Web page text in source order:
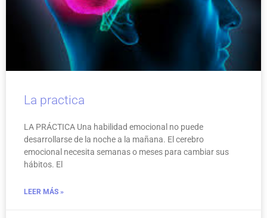
La practica
LA PRÁCTICA Una habilidad emocional no puede
desarrollarse de la noche a la mañana. El cerebro
emocional necesita semanas o meses para cambiar sus
hábitos. El
LEER MÁS »